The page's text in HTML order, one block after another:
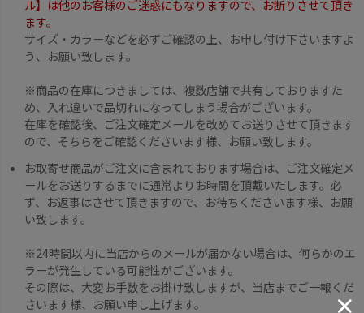
ル】は他のお客様のご迷惑にもなりますので、お断りさせて頂き
ます。
サイズ・カラーなどを必ずご確認の上、お申し付け下さいますよ
う、お願い致します。
※商品の在庫につきましては、複数店舗で共有しておりますた
め、入れ違いで品切れになってしまう場合がございます。
在庫を確認後、ご注文確定メールを改めてお送りさせて頂きます
ので、そちらをご確認くださいます様、お願い致します。
お取寄せ商品がご注文に含まれております場合は、ご注文確定メ
ールをお送りするまでに通常よりお時間を頂戴いたします。必
ず、お返事はさせて頂きますので、お待ちくださいます様、お願
い致します。
※24時間以内に当店からのメールが届かない場合は、何らかのエ
ラーが発生している可能性がございます。
その際は、大変お手数をお掛け致しますが、当店までご一報くだ
さいます様、お願い申し上げます。